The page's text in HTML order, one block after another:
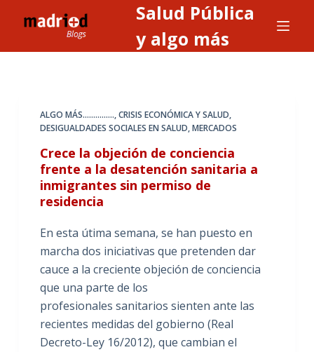
l
Salud Pública
y algo más
ALGO MÁS...............,CRISIS ECONÓMICA Y SALUD,
DESIGUALDADES SOCIALES EN SALUD,MERCADOS
Crece la objeción de conciencia
frente a la desatención sanitaria a
inmigrantes sin permiso de
residencia
En esta útima semana, se han puesto en
marcha dos iniciativas que pretenden dar
cauce a la creciente objeción de conciencia
que una parte de los
profesionales sanitarios sienten ante las
recientes medidas del gobierno (Real
Decreto-Ley 16/2012), que cambian el